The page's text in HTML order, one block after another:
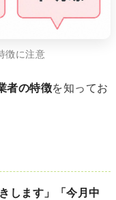
徴に注意
者の特徴を知ってお
します」「今月中